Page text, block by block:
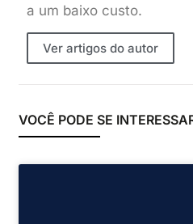
a um baixo custo.
Ver artigos do autor
VOCÊ PODE SE